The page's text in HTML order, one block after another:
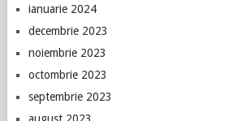
ianuarie 2024
decembrie 2023
noiembrie 2023
octombrie 2023
septembrie 2023